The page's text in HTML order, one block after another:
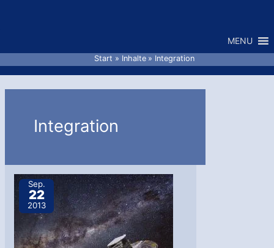
MENU
Start Inhalte Integration
Integration
Sep.
22
2013